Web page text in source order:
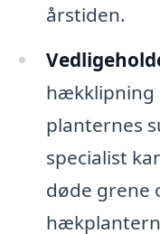
årstiden.
hækklipning
planternes
specialist
døde grene